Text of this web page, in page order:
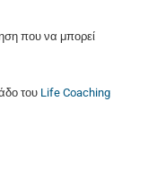
που να μπορεί
του Life Coaching